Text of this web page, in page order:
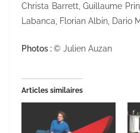
Christa Barrett, Guillaume
Labanca, Florian Albin, Dario
Photos :© Julien Auzan
Articles similaires